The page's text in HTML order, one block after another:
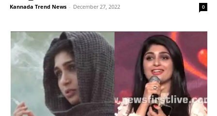
Kannada Trend News - December 27, 2022 0